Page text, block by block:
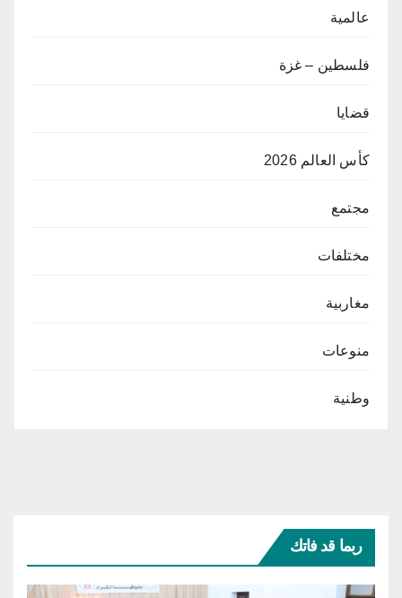
عالمية
فلسطين – غزة
قضايا
كأس العالم 2026
مجتمع
مختلفات
مغاربية
منوعات
وطنية
ربما قد فاتك